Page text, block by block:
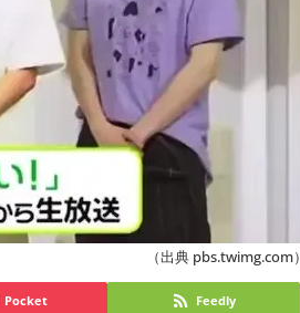
（出典 pbs.twimg.com）
Pocket Feedly